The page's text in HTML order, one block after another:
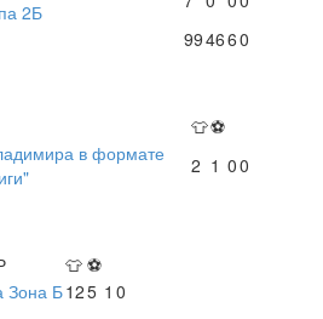
2Б
994660
👕⚽
в формате
2 1 00
👕 ⚽
Зона Б125 1 0